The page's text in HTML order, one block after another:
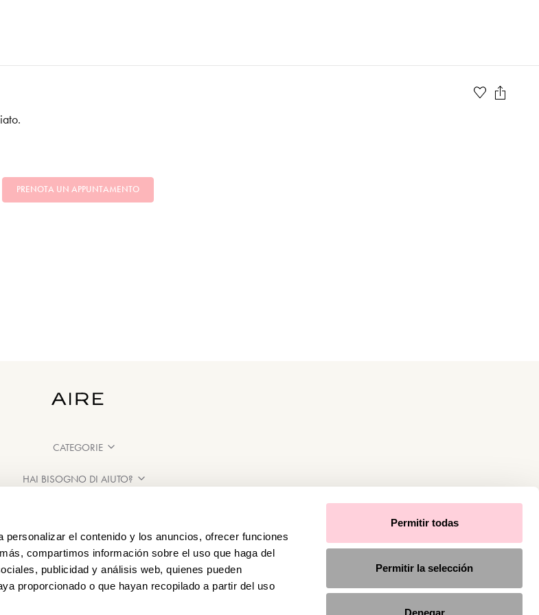
el contenido y los anuncios, ofrecer funciones
compartimos información sobre el uso que haga del
publicidad y análisis web, quienes pueden
proporcionado o que hayan recopilado a partir del uso
Permitir todas
Permitir la selección
Denegar
PRENOTA UN APPUNTAMENTO
CATEGORIE
HAI BISOGNO DI AIUTO?